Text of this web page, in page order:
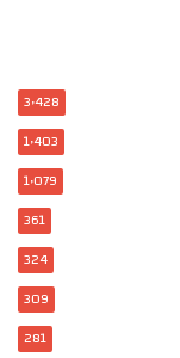
3٬428
1٬403
1٬079
361
324
309
281